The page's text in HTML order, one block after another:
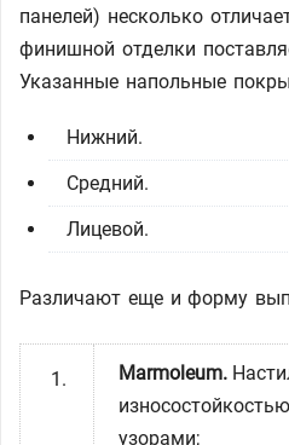
панелей) несколько
финишной отделки
Указанные напольные
Нижний.
Средний.
Лицевой.
Различают еще и форму
Marmoleum.
узорами;